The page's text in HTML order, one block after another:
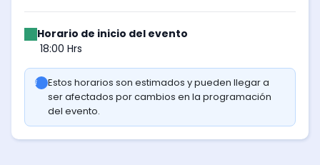
Horario de inicio del evento
18:00 Hrs
Estos horarios son estimados y pueden llegar a
ser afectados por cambios en la programación
del evento.